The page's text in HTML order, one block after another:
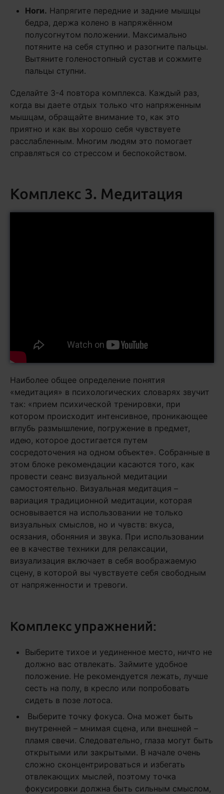
Ноги. Напрягите передние и задние мышцы
бедра, держа колено в напряжённом
полусогнутом положении. Максимально
потяните на себя ступню и разогните пальцы.
Вытяните голеностопный сустав и сожмите
пальцы ступни.
Сделайте 3-4 повтора комплекса. Каждый раз,
когда вы даете отдых только что напряженным
мышцам, обращайте внимание то, как это
приятно и как вы хорошо себя чувствуете
расслабленным. Многим людям это помогает
справляться со стрессом и беспокойством.
Комплекс 3. Медитация
Наиболее общее определение понятия
«медитация» в психологических словарях звучит
так: «прием психической тренировки, при
котором происходит интенсивное, проникающее
вглубь размышление, погружение в предмет,
идею, которое достигается путем
сосредоточения на одном объекте». Собранные в
этом блоке рекомендации касаются того, как
провести сеанс визуальной медитации
самостоятельно. Визуальная медитация –
вариация традиционной медитации, которая
основывается на использовании не только
визуальных смыслов, но и чувств: вкуса,
осязания, обоняния и звука. При использовании
ее в качестве техники для релаксации,
визуализация включает в себя воображаемую
сцену, в которой вы чувствуете себя свободным
от напряженности и тревоги.
Комплекс упражнений:
Выберите тихое и уединенное место, ничто не
должно вас отвлекать. Займите удобное
положение. Не рекомендуется лежать, лучше
сесть на полу, в кресло или попробовать
сидеть в позе лотоса.
Выберите точку фокуса. Она может быть
внутренней – мнимая сцена, или внешней –
пламя свечи. Следовательно, глаза могут быть
открытыми или закрытыми. В начале очень
сложно сконцентрироваться и избегать
отвлекающих мыслей, поэтому точка
фокусировки должна быть сильным смыслом,